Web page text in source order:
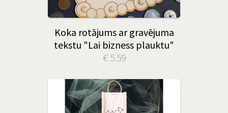
Koka rotājums ar gravējuma
tekstu "Lai bizness plauktu"
€ 5.59